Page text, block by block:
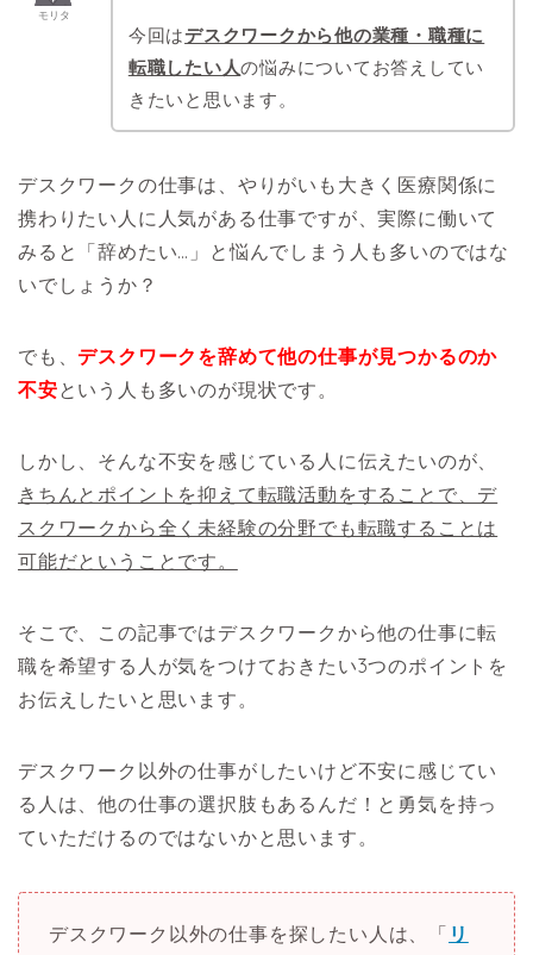
モリタ
今回はデスクワークから他の業種・職種に
転職したい人の悩みについてお答えしてい
きたいと思います。
デスクワークの仕事は、やりがいも大きく医療関係に
携わりたい人に人気がある仕事ですが、実際に働いて
みると「辞めたい…」と悩んでしまう人も多いのではな
いでしょうか？
でも、デスクワークを辞めて他の仕事が見つかるのか
不安という人も多いのが現状です。
しかし、そんな不安を感じている人に伝えたいのが、
きちんとポイントを抑えて転職活動をすることで、デ
スクワークから全く未経験の分野でも転職することは
可能だということです。
そこで、この記事ではデスクワークから他の仕事に転
職を希望する人が気をつけておきたい3つのポイントを
お伝えしたいと思います。
デスクワーク以外の仕事がしたいけど不安に感じてい
る人は、他の仕事の選択肢もあるんだ！と勇気を持っ
ていただけるのではないかと思います。
デスクワーク以外の仕事を探したい人は、「 リ